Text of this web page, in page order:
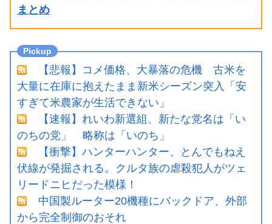
まとめ
【悲報】コメ価格、大暴落の危機 古米を
大量に在庫に抱えたまま新米シーズン突入「安
すぎて米農家が生活できない」
【速報】れいわ新選組、新たな党名は「い
のちの党」 略称は「いのち」
【衝撃】ハンターハンター、とんでもねえ
伏線が発掘される。クルタ族の虐殺犯人がツェ
リードニヒだった模様！
中国製ルーター20機種にバックドア、外部
から完全制御のおそれ